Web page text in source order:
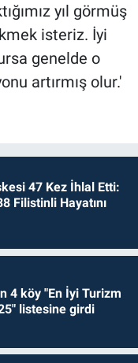
yıl görmüş
isteriz. İyi
genelde o
artırmış olur.'
47 Kez İhlal Etti:
Filistinli Hayatını
4 köy "En İyi Turizm
listesine girdi